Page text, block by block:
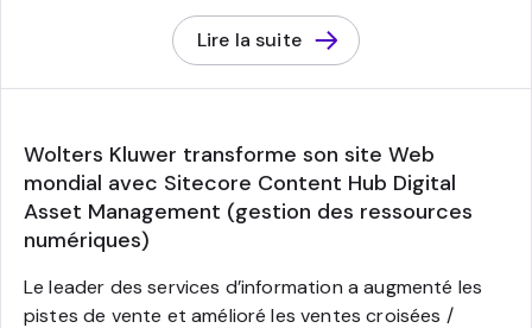
Lire la suite
Wolters Kluwer transforme son site Web
mondial avec Sitecore Content Hub Digital
Asset Management (gestion des ressources
numériques)
Le leader des services d’information a augmenté les
pistes de vente et amélioré les ventes croisées /